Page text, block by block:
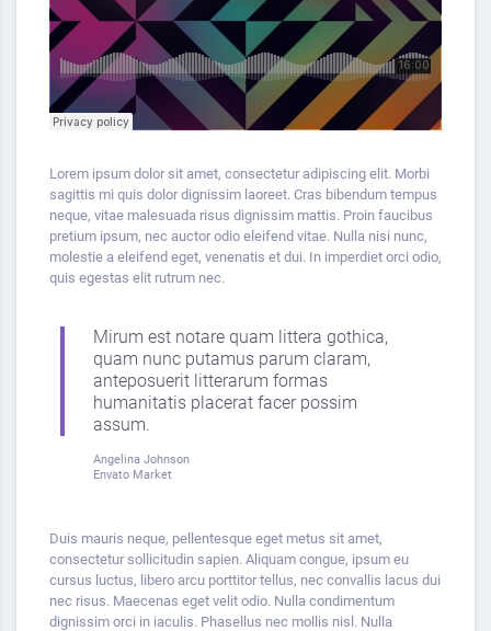
Lorem ipsum dolor sit amet, consectetur adipiscing elit. Morbi
sagittis mi quis dolor dignissim laoreet. Cras bibendum tempus
neque, vitae malesuada risus dignissim mattis. Proin faucibus
pretium ipsum, nec auctor odio eleifend vitae. Nulla nisi nunc,
molestie a eleifend eget, venenatis et dui. In imperdiet orci odio,
quis egestas elit rutrum nec.
Mirum est notare quam littera gothica,
quam nunc putamus parum claram,
anteposuerit litterarum formas
humanitatis placerat facer possim
assum.
Angelina Johnson
Envato Market
Duis mauris neque, pellentesque eget metus sit amet,
consectetur sollicitudin sapien. Aliquam congue, ipsum eu
cursus luctus, libero arcu porttitor tellus, nec convallis lacus dui
nec risus. Maecenas eget velit odio. Nulla condimentum
dignissim orci in iaculis. Phasellus nec mollis nisl. Nulla